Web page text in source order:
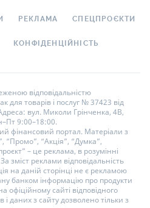
РЕКЛАМА СПЕЦПРОЄКТИ
КОНФІДЕНЦІЙНІСТЬ
відповідальністю
для товарів і послуг № 37423 від
вул. Миколи Грінченка, 4В,
9:00–18:00.
фінансовий портал. Матеріали з
“Промо”, “Акція”, “Думка”,
– це реклама, в розумінні
зміст реклами відповідальність
на даній сторінці не є рекламою
банком інформацію про продукти
сайті відповідного
даних з сайту дозволено тільки з